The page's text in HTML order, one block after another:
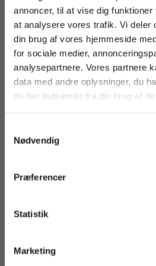
annoncer, til at vise dig
at analysere vores trafik. Vi deler
din brug af vores hjemmeside
for sociale medier,
analysepartnere. Vores partnere
data med andre oplysninger, du
de har indsamlet fra din brug af
Nødvendig
Præferencer
Statistik
Marketing
For privatkunder og
studerende. Du får
vist priser inkl.